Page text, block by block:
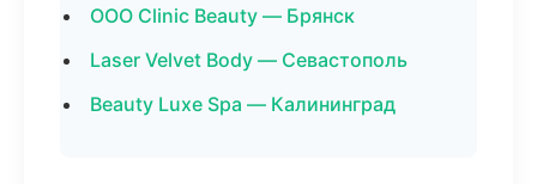
ООО Clinic Beauty — Брянск
Laser Velvet Body — Севастополь
Beauty Luxe Spa — Калининград